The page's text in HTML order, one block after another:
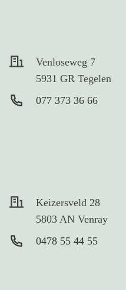
Venloseweg 7
5931 GR Tegelen
077 373 36 66
Keizersveld 28
5803 AN Venray
0478 55 44 55